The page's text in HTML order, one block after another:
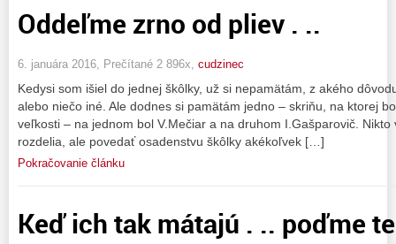
Oddeľme zrno od pliev . ..
6. januára 2016, Prečítané 2 896x, cudzinec
Kedysi som išiel do jednej škôlky, už si nepamätám, z akého
alebo niečo iné. Ale dodnes si pamätám jedno – skriňu, na ktorej
veľkosti – na jednom bol V.Mečiar a na druhom I.Gašparovič.
rozdelia, ale povedať osadenstvu škôlky akékoľvek […]
Pokračovanie článku
Keď ich tak mátajú . .. poďme